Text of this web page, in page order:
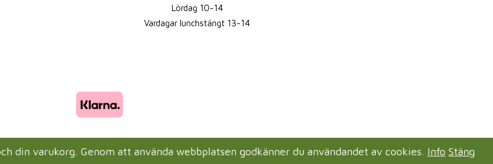
Lördag 10-14
Vardagar lunchstängt 13-14
Drift & produktion:Wikinggruppen
din varukorg. Genom att använda webbplatsen godkänner du användandet av cookies. Info Stäng